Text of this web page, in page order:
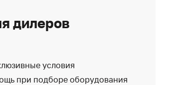
дилеров
условия
при подборе оборудования